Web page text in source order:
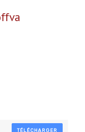
TÉLÉCHARGER